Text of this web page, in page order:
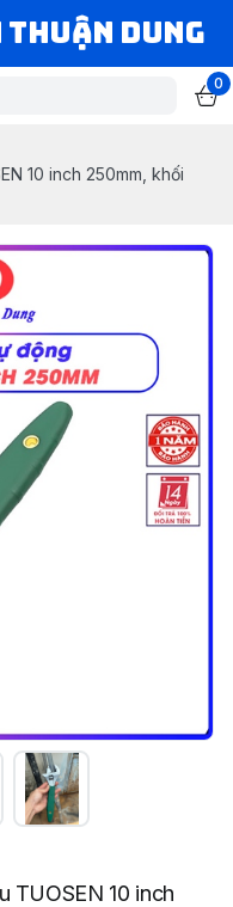
DUNG
0
10 inch 250mm, khối
TUOSEN 10 inch